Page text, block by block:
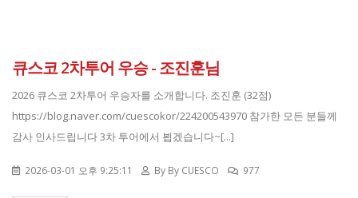
큐스코 2차투어 우승 - 조진훈님
2026 큐스코 2차투어 우승자를 소개합니다. 조진훈 (32점)
https://blog.naver.com/cuescokor/224200543970 참가한 모든 분들께
감사 인사드립니다 3차 투어에서 뵙겠습니다~[...]
2026-03-01 오후 9:25:11 By By CUESCO 977